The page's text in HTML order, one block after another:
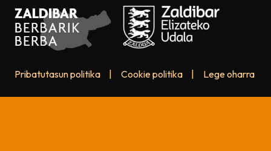
Pribatutasun politika Cookie politika Lege oharra